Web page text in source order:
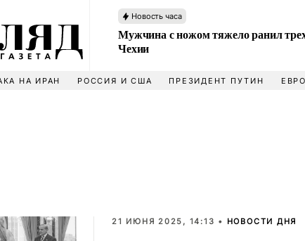
Новость часа
Мужчина с ножом тяжело ранил
Чехии
НА ИРАН РОССИЯ И США ПРЕЗИДЕНТ ПУТИН
21 ИЮНЯ 2025, 14:13 • НОВОСТИ ДНЯ